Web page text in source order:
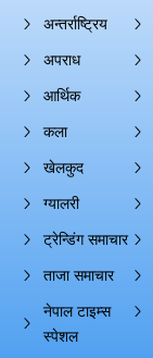
अन्तर्राष्ट्रिय
अपराध
आर्थिक
कला
खेलकुद
ग्यालरी
ट्रेन्डिंग समाचार
ताजा समाचार
नेपाल टाइम्स
स्पेशल